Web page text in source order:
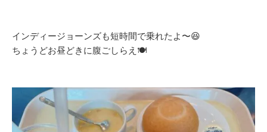
インディージョーンズも短時間で乗れたよ〜😆
ちょうどお昼どきに腹ごしらえ🍽